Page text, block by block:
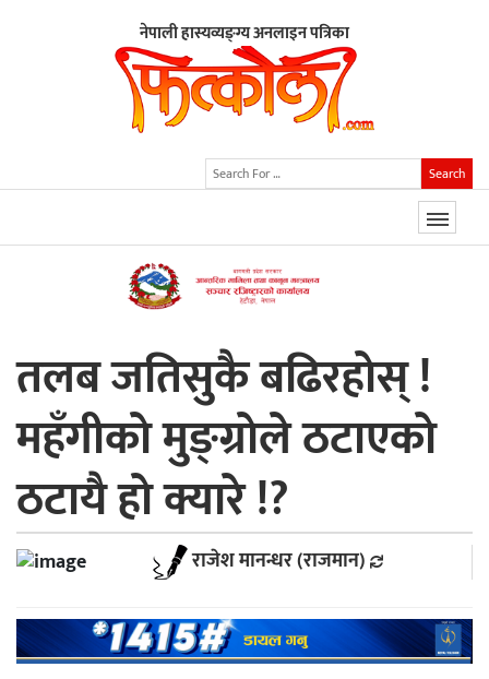
नेपाली हास्यव्यङ्ग्य अनलाइन पत्रिका
Search
तलब जतिसुकै बढिरहाेस् !
महँगीकाे मुङ्ग्राेले ठटाएकाे
ठटायै हाे क्यारे !?
राजेश मानन्धर (राजमान)